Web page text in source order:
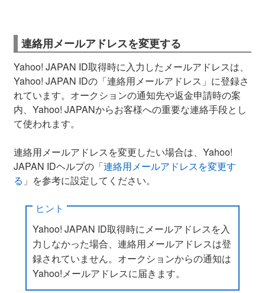
連絡用メールアドレスを変更する
Yahoo! JAPAN ID取得時に入力したメールアドレスは、
Yahoo! JAPAN IDの「連絡用メールアドレス」に登録さ
れています。オークションの通知先や返金申請時の案
内、Yahoo! JAPANからお客様への重要な連絡手段とし
て使われます。
連絡用メールアドレスを変更したい場合は、Yahoo!
JAPAN IDヘルプの「連絡用メールアドレスを変更す
る 」を参考に設定してください。
ヒント
Yahoo! JAPAN ID取得時にメールアドレスを入
力しなかった場合、連絡用メールアドレスは登
録されていません。オークションからの通知は
Yahoo!メールアドレスに届きます。